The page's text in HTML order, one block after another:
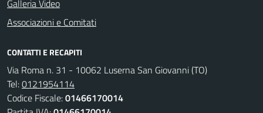
Galleria Video
Associazioni e Comitati
CONTATTI E RECAPITI
Via Roma n. 31 - 10062 Luserna San Giovanni (TO)
Tel:0121954114
Codice Fiscale:01466170014